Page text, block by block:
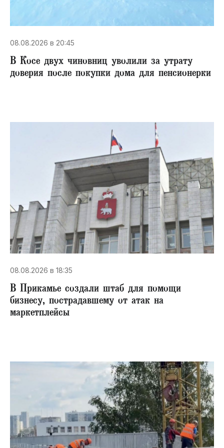
08.08.2026 в 20:45
В Косе двух чиновниц уволили за утрату
доверия после покупки дома для пенсионерки
08.08.2026 в 18:35
В Прикамье создали штаб для помощи
бизнесу, пострадавшему от атак на
маркетплейсы